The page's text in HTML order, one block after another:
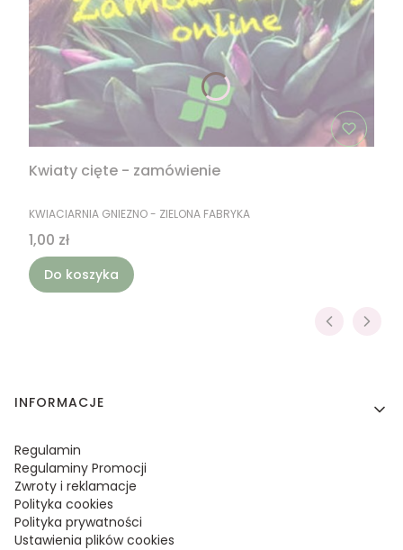
Kwiaty cięte - zamówienie
PRODUCENT
KWIACIARNIA GNIEZNO - ZIELONA FABRYKA
Cena
1,00 zł
Do koszyka
Linki w stopce
INFORMACJE
Regulamin
Regulaminy Promocji
Zwroty i reklamacje
Polityka cookies
Polityka prywatności
Ustawienia plików cookies